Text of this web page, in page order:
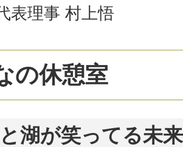
表理事 村上悟
の休憩室
湖が笑ってる未